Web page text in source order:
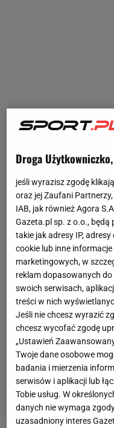
Droga
jeśli wyrazisz zgodę
oraz jej Zaufani
IAB, jak również Agora
Gazeta.pl sp. z o.o.,
takie jak adresy IP,
cookie lub inne
marketingowych, w
reklam dopasowanych
swoich serwisach,
treści w nich
Jeśli nie chcesz wyrazić
chcesz wycofać zgodę
„Ustawień
Twoje dane osobowe
badania i mierzenia
serwisów i aplikacji lub
Tobie usług. W
danych nie wymaga
uzasadniony interes